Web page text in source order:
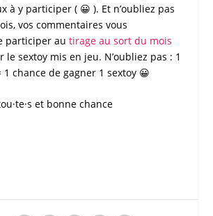
à y participer ( 😀 ). Et n’oubliez pas
vos commentaires vous
participer au tirage au sort du mois
le sextoymis en jeu. N’oubliez pas : 1
chance de gagner 1 sextoy😀
et bonne chance